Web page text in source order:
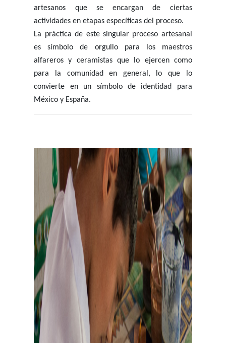
artesanos que se encargan de ciertas
actividades en etapas específicas del proceso.
La práctica de este singular proceso artesanal
es símbolo de orgullo para los maestros
alfareros y ceramistas que lo ejercen como
para la comunidad en general, lo que lo
convierte en un símbolo de identidad para
México y España.